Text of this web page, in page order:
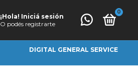
¡Hola! Iniciá sesión
O podés registrarte
0
DIGITAL GENERAL SERVICE